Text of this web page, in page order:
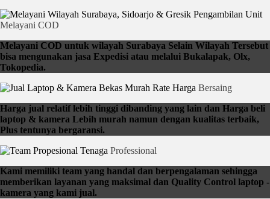
Pengambilan Unit
Melayani COD
Melayani COD untuk wilayah Surabaya Selain Wilayah Tersebut
bisa mengunakan jasa Expedisi atau melalui Bukalapak, Olx,
Tokopedia.
Rate Harga Bersaing
Harga jual relatif lebih tinggi dibanding yang lain dan Harga beli
laptop & kamera Lebih murah namun dengan kualitas terbaik,
Plus tentunya bergaransi.
Tenaga Professional
Kami memiliki team yang handal dan berpengalaman sehingga
memberikan layanan yang maksimal dan Quality Control laptop -
kamera yang kami jual.